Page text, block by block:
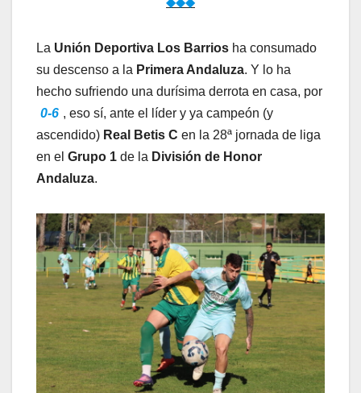
La Unión Deportiva Los Barrios ha consumado
su descenso a la Primera Andaluza. Y lo ha
hecho sufriendo una durísima derrota en casa, por
0-6 , eso sí, ante el líder y ya campeón (y
ascendido) Real Betis C en la 28ª jornada de liga
en el Grupo 1 de la División de Honor
Andaluza.